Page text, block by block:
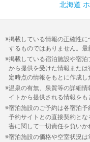
北海道
掲載している情報の正確性
するものではありません。最
掲載している宿泊施設や宿
から提供を受けた情報また
定時点の情報をもとに作成し
温泉の有無、泉質等の詳細
イトから提供される情報をも
宿泊施設のご予約は各宿泊
予約サイトとの直接契約と
害に関して一切責任を負いか
宿泊施設の価格や空室状況